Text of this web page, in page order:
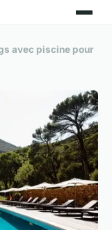
avec piscine pour